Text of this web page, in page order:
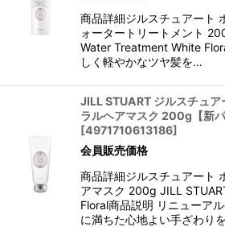
商品詳細ジルスチュアート
ォータートリートメント
Water Treatment White
しく軽やかなツヤ髪を…
JILL STUART ジルスチュア
ラルヘアマスク 200g【新パ
[4971710613186]
会員販売価格
商品詳細ジルスチュアート
アマスク 200g JILL
Floral商品説明 リニューア
に満ちた心地よい手ざわり